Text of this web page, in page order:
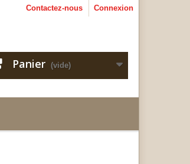
Connexion
Contactez-nous
Panier (vide)